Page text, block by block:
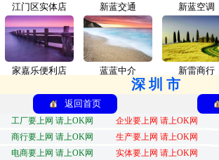
江门区实体店 新蓝交通
家嘉乐便利店 蓝蓝中介
新蓝空调
新雷商行
深圳市
返回首页
工厂要上网 请上OK网 企业要上网 请上OK网
商行要上网 请上OK网
生产要上网 请上OK网
电商要上网 请上OK网
实体要上网 请上OK网